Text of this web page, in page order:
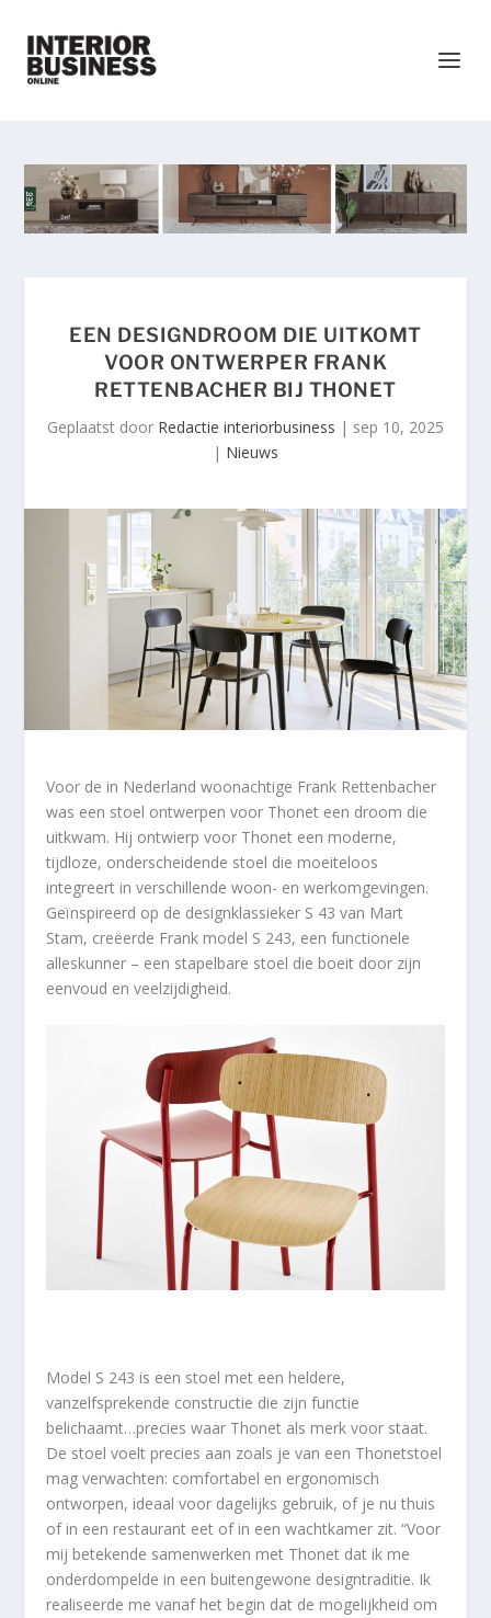
EEN DESIGNDROOM DIE UITKOMT
VOOR ONTWERPER FRANK
RETTENBACHER BIJ THONET
Geplaatst door Redactie interiorbusiness | sep 10, 2025
| Nieuws
Voor de in Nederland woonachtige Frank Rettenbacher
was een stoel ontwerpen voor Thonet een droom die
uitkwam. Hij ontwierp voor Thonet een moderne,
tijdloze, onderscheidende stoel die moeiteloos
integreert in verschillende woon- en werkomgevingen.
Geïnspireerd op de designklassieker S 43 van Mart
Stam, creëerde Frank model S 243, een functionele
alleskunner – een stapelbare stoel die boeit door zijn
eenvoud en veelzijdigheid.
Model S 243 is een stoel met een heldere,
vanzelfsprekende constructie die zijn functie
belichaamt…precies waar Thonet als merk voor staat.
De stoel voelt precies aan zoals je van een Thonetstoel
mag verwachten: comfortabel en ergonomisch
ontworpen, ideaal voor dagelijks gebruik, of je nu thuis
of in een restaurant eet of in een wachtkamer zit. “Voor
mij betekende samenwerken met Thonet dat ik me
onderdompelde in een buitengewone designtraditie. Ik
realiseerde me vanaf het begin dat de mogelijkheid om